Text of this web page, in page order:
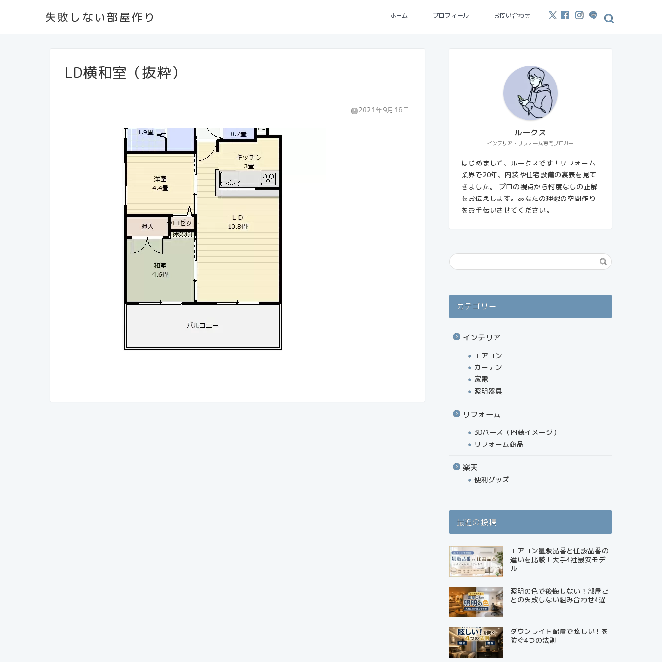
失敗しない部屋作り ホーム プロフィール お問い合わせ
LD横和室（抜粋）
2021年9月16日
インテリア・リフォーム専門ブロガー
ルークス
はじめまして、ルークスです！リフォーム
業界で20年、内装や住宅設備の裏表を見て
きました。 プロの視点から忖度なしの正解
をお伝えします。あなたの理想の空間作り
をお手伝いさせてください。
カテゴリー
インテリア
エアコン
カーテン
家電
照明器具
リフォーム
3Dパース（内装イメージ）
リフォーム商品
楽天
便利グッズ
最近の投稿
エアコン量販品番と住設品番の
違いを比較！大手4社最安モデ
ル
照明の色で後悔しない！部屋ご
との失敗しない組み合わせ4選
ダウンライト配置で眩しい！を
防ぐ4つの法則